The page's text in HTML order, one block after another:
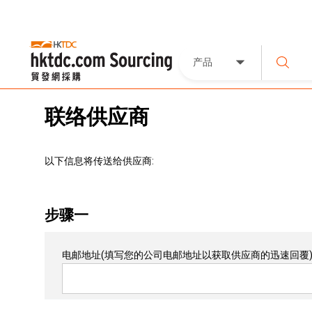
产品
联络供应商
以下信息将传送给供应商:
步骤一
电邮地址(填写您的公司电邮地址以获取供应商的迅速回覆)